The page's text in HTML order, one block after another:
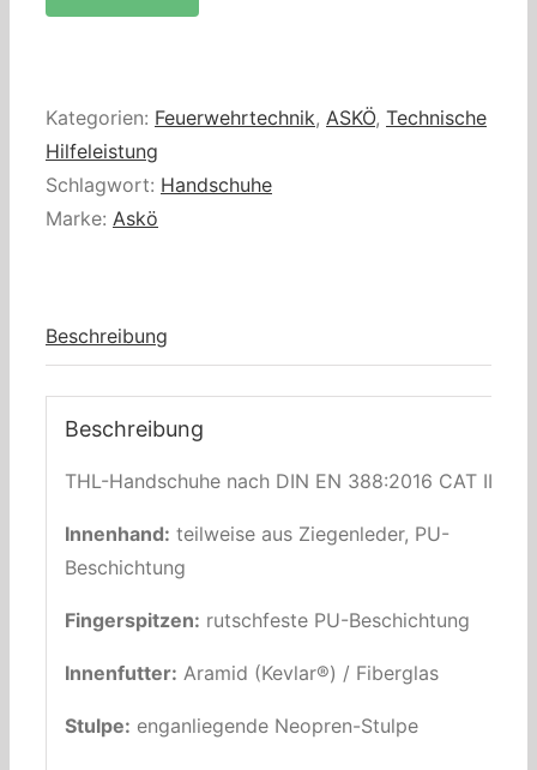
Kategorien: Feuerwehrtechnik, ASKÖ, Technische
Hilfeleistung
Schlagwort: Handschuhe
Marke: Askö
Beschreibung
Beschreibung
THL-Handschuhe nach DIN EN 388:2016 CAT II
Innenhand: teilweise aus Ziegenleder, PU-
Beschichtung
Fingerspitzen: rutschfeste PU-Beschichtung
Innenfutter: Aramid (Kevlar®) / Fiberglas
Stulpe: enganliegende Neopren-Stulpe